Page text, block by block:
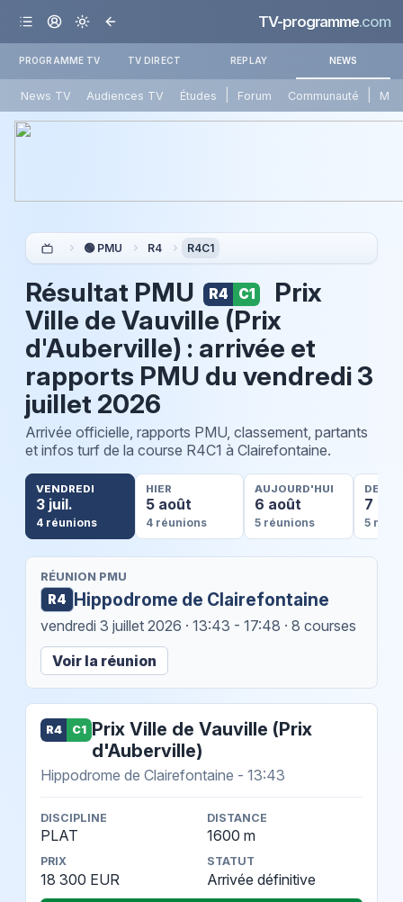
TV-programme.com
PROGRAMME TV TV DIRECT REPLAY NEWS
News TV Audiences TV Études Forum Communauté
🟢 PMU R4 R4C1
Résultat PMU R4 C1
Prix
Ville de Vauville (Prix
d'Auberville) : arrivée et
rapports PMU du vendredi 3
juillet 2026
Arrivée officielle, rapports PMU, classement, partants
et infos turf de la course R4C1 à Clairefontaine.
VENDREDI
3 juil.
4 réunions
HIER
5 août
4 réunions
AUJOURD'HUI
6 août
5 réunions
7
5
RÉUNION PMU
R4 Hippodrome de Clairefontaine
vendredi 3 juillet 2026 · 13:43 - 17:48 · 8 courses
Voir la réunion
R4 C1 Prix Ville de Vauville (Prix
d'Auberville)
Hippodrome de Clairefontaine - 13:43
DISCIPLINE
PLAT
DISTANCE
1600 m
PRIX
18 300 EUR
STATUT
Arrivée définitive